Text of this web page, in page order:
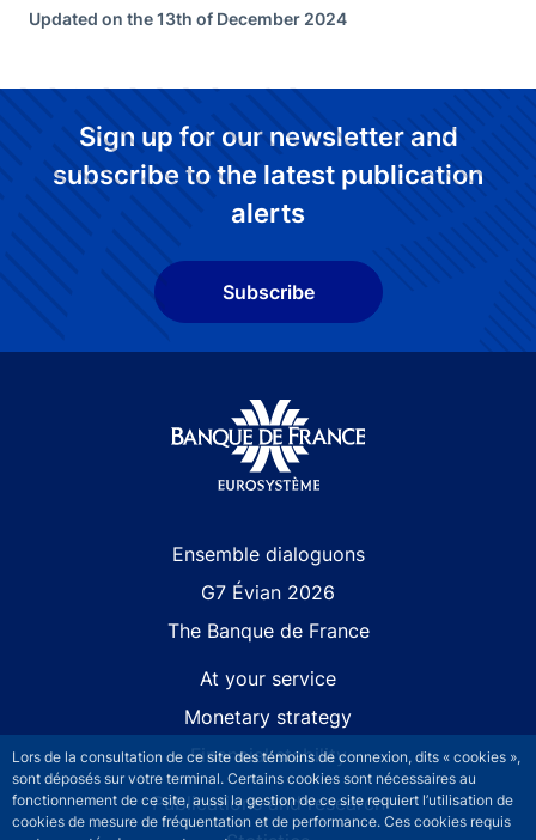
Lors de la consultation de ce site des témoins de connexion, dits « cookies »,
sont déposés sur votre terminal. Certains cookies sont nécessaires au
fonctionnement de ce site, aussi la gestion de ce site requiert l’utilisation de
cookies de mesure de fréquentation et de performance. Ces cookies requis
Updated on the 13th of December 2024
Sign up for our newsletter and
subscribe to the latest publication
alerts
Subscribe
Ensemble dialoguons
G7 Évian 2026
The Banque de France
At your service
Monetary strategy
Financial stability
Publications and research